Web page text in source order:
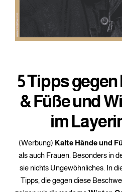
5 Tipps
& Füße und
im
(Werbung) Kalte Hände und
als auch Frauen. Besonders in
sie nichts Ungewöhnliches. In
Tipps, die gegen diese